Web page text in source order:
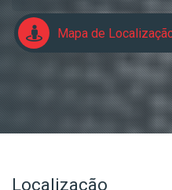
Mapa de
Localização